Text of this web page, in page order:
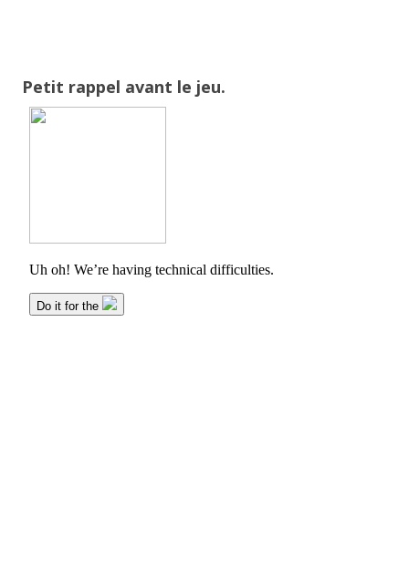
Petit rappel avant le jeu.